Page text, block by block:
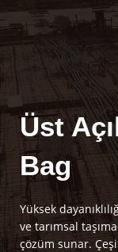
Üst
Bag
Yüksek
ve tarımsal
çözüm sunar.